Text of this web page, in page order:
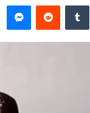
لينكدإن